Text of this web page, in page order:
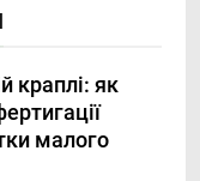
краплі: як
малого